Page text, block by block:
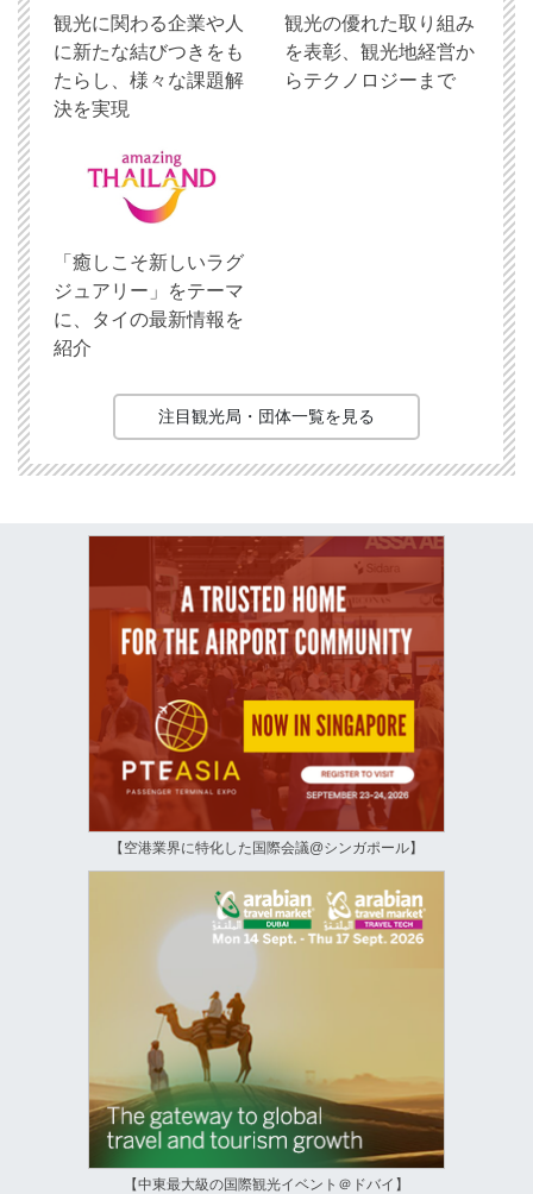
観光に関わる企業や人
に新たな結びつきをも
たらし、様々な課題解
決を実現
観光の優れた取り組み
を表彰、観光地経営か
らテクノロジーまで
「癒しこそ新しいラグ
ジュアリー」をテーマ
に、タイの最新情報を
紹介
注目観光局・団体一覧を見る
【空港業界に特化した国際会議@シンガポール】
【中東最大級の国際観光イベント＠ドバイ】